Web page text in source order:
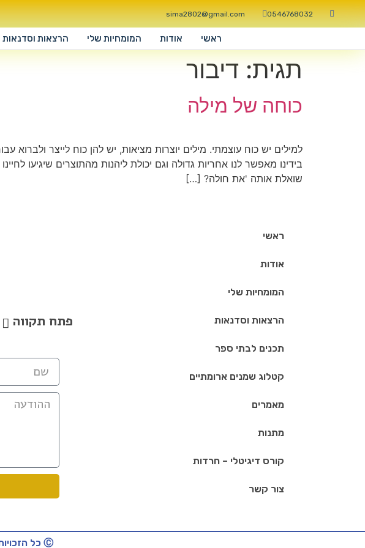
0546768032
sima2802@gmail.com
ראשי אודות המומחיות שלי הרצאות וסדנאות
תגית:דיבור
כוחה של מילה
למילים יש כוח עוצמתי. מילים יוצרות מציאות, יש להן כוח לייצר
בידינו מאפשר לנו אחריות גדולה וגם יכולת ליהנות מהתוצרים שיגיעו
שואלת אותה 'את חולה? […]
ראשי
אודות
המומחיות שלי
הרצאות וסדנאות
תכנים לבתי ספר
קטלוג שמנים ארומתיים
מאמרים
מתנות
קורס דיגיטלי – חרדות
צור קשר
פתח תקווה
Ⓒ כל הזכויות שמורות לסימה חבה 2022. | תקנון